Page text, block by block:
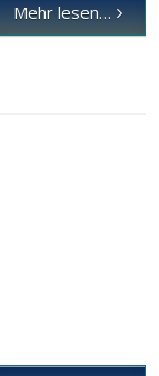
Mehr lesen…